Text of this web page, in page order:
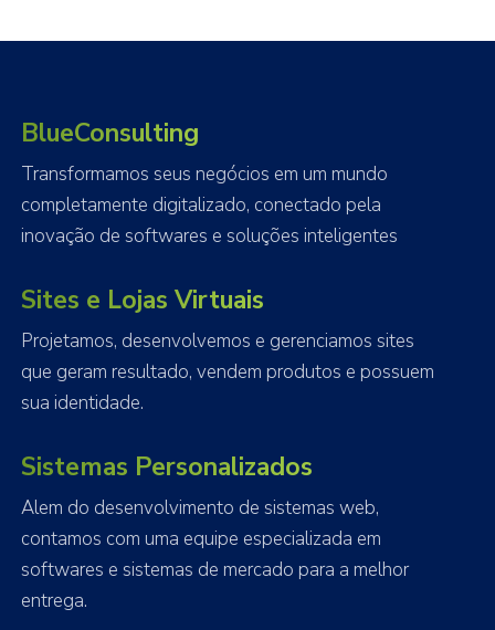
BlueConsulting
Transformamos seus negócios em um mundo
completamente digitalizado, conectado pela
inovação de softwares e soluções inteligentes
Sites e Lojas Virtuais
Projetamos, desenvolvemos e gerenciamos sites
que geram resultado, vendem produtos e possuem
sua identidade.
Sistemas Personalizados
Alem do desenvolvimento de sistemas web,
contamos com uma equipe especializada em
softwares e sistemas de mercado para a melhor
entrega.